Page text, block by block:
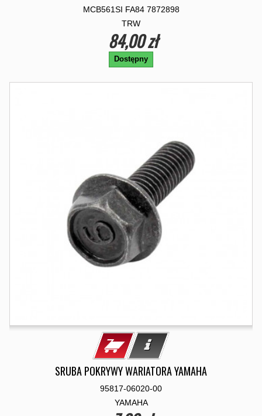
MCB561SI FA84 7872898
TRW
84,00 zł
Dostępny
SRUBA POKRYWY WARIATORA YAMAHA
95817-06020-00
YAMAHA